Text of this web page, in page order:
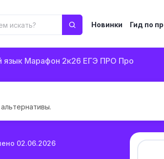
Новинки Гид по
язык Марафон 2к26 ЕГЭ ПРО Про
02.06.2026